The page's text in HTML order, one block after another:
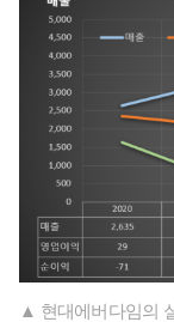
▲ 현대에버다임의